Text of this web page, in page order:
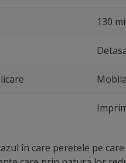
130
Mobila
în care peretele pe